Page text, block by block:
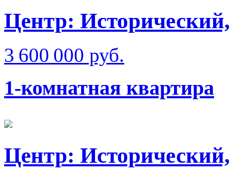
Центр:
3 600 000 руб.
1-комнатная квартира
Центр: